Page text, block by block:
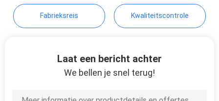
Fabrieksreis Kwaliteitscontrole
Laat een bericht achter
We bellen je snel terug!